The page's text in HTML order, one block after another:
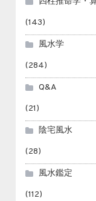
(143)
風水学
(284)
Q&A
(21)
陰宅風水
(28)
風水鑑定
(112)